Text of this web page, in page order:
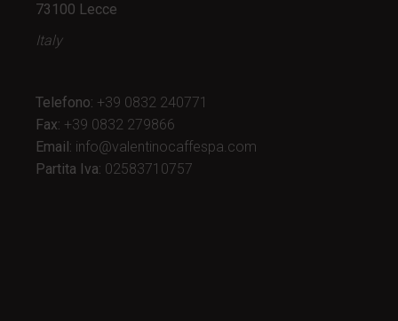
73100 Lecce
Italy
Telefono: +39 0832 240771
Fax: +39 0832 279866
Email: info@valentinocaffespa.com
Partita Iva: 02583710757